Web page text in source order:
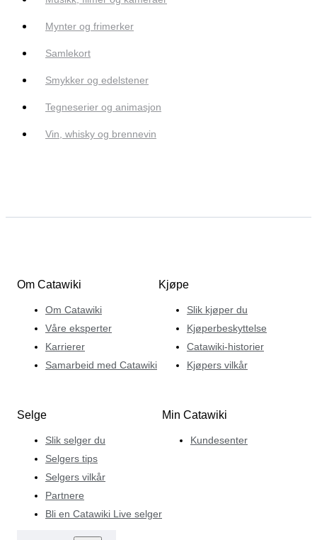
Mynter og frimerker
Samlekort
Smykker og edelstener
Tegneserier og animasjon
Vin, whisky og brennevin
Om Catawiki
Om Catawiki
Våre eksperter
Karrierer
Samarbeid med Catawiki
Kjøpe
Slik kjøper du
Kjøperbeskyttelse
Catawiki-historier
Kjøpers vilkår
Selge
Slik selger du
Selgers tips
Selgers vilkår
Partnere
Bli en Catawiki Live selger
Min Catawiki
Kundesenter